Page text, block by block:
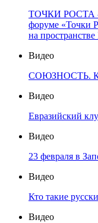
ТОЧКИ РОСТА
форуме «Точки
на
Видео
СОЮЗНОСТЬ. К
Видео
Евразийский
Видео
23 февраля в
Видео
Кто такие
Видео